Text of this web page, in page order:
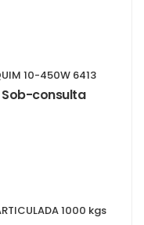
BERBEQUIM 10-450W 6413
Sob-consulta
1000 kgs